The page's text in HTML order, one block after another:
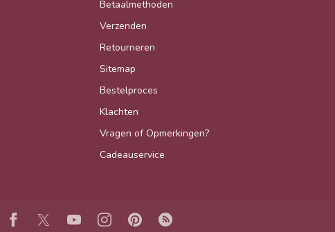
Betaalmethoden
Verzenden
Retourneren
Sitemap
Bestelproces
Klachten
Vragen of Opmerkingen?
Cadeauservice